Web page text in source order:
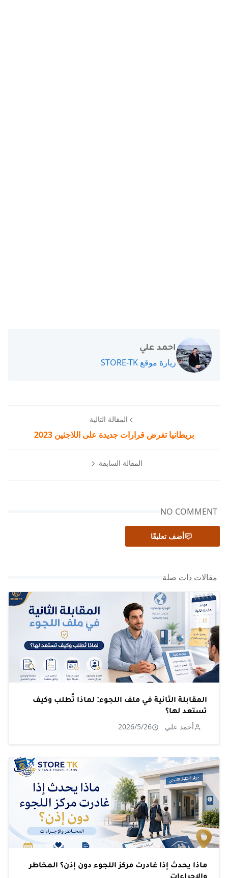
احمد علي
زيارة موقع STORE-TK
المقالة التالية
بريطانيا تفرض قرارات جديدة على اللاجئين 2023
المقالة السابقة
NO COMMENT
أضف تعليقًا
مقالات ذات صلة
المقابلة الثانية في ملف اللجوء: لماذا تُطلب وكيف
تستعد لها؟
أحمد علي 2026/5/26
ماذا يحدث إذا غادرت مركز اللجوء دون إذن؟ المخاطر
والإجراءات